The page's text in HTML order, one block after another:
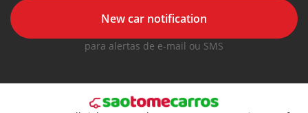
New car notification
para alertas de e-mail ou SMS